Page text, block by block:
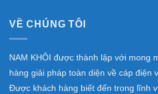
VỀ CHÚNG TÔI
NAM KHÔI được thành lập với mong
hàng giải pháp toàn diện về cáp điện
Được khách hàng biết đến trong lĩnh